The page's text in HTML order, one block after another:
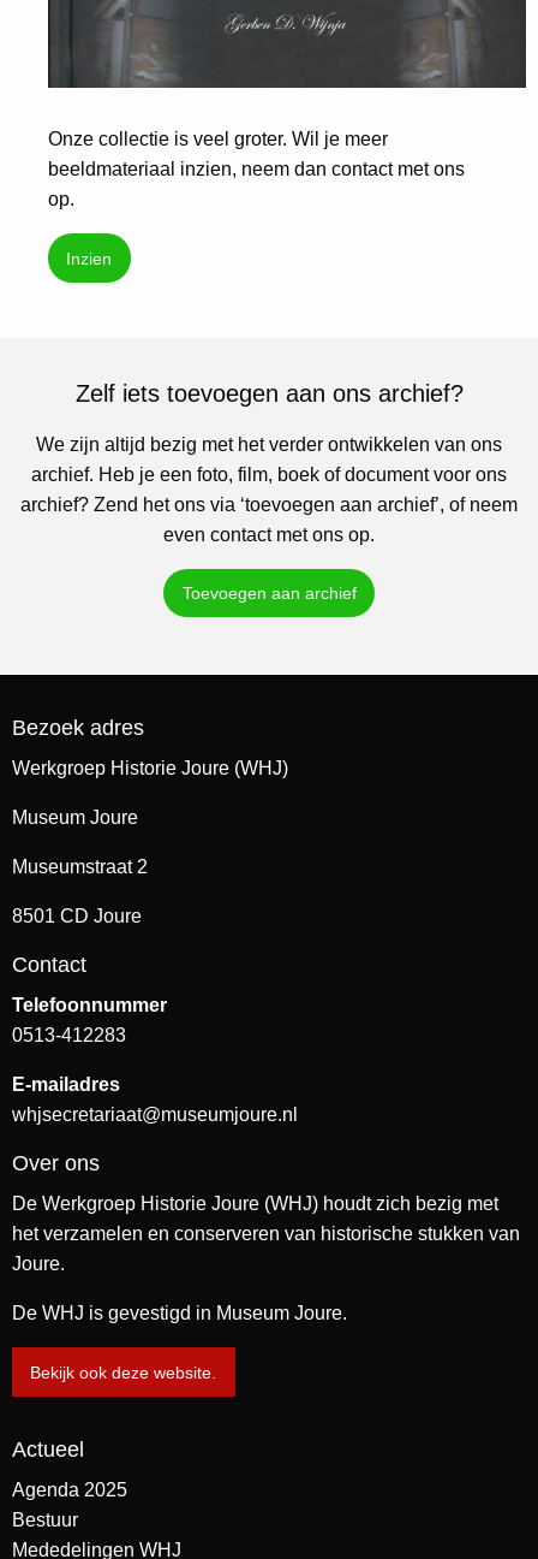
Onze collectie is veel groter. Wil je meer
beeldmateriaal inzien, neem dan contact met ons
op.
Inzien
Zelf iets toevoegen aan ons archief?
We zijn altijd bezig met het verder ontwikkelen van ons
archief. Heb je een foto, film, boek of document voor ons
archief? Zend het ons via ‘toevoegen aan archief’, of neem
even contact met ons op.
Toevoegen aan archief
Bezoek adres
Werkgroep Historie Joure (WHJ)
Museum Joure
Museumstraat 2
8501 CD Joure
Contact
Telefoonnummer
0513-412283
E-mailadres
whjsecretariaat@museumjoure.nl
Over ons
De Werkgroep Historie Joure (WHJ) houdt zich bezig met
het verzamelen en conserveren van historische stukken van
Joure.
De WHJ is gevestigd in Museum Joure.
Bekijk ook deze website.
Actueel
Agenda 2025
Bestuur
Mededelingen WHJ